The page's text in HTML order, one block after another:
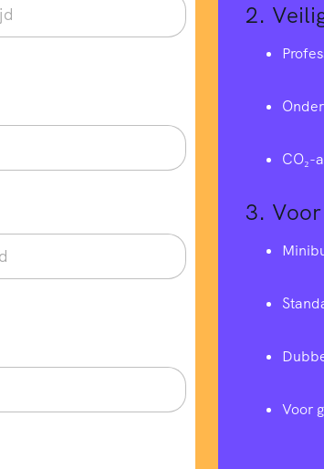
2.
CO₂-
3.
Voor